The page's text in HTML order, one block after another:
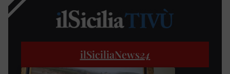
ilSiciliaNews24